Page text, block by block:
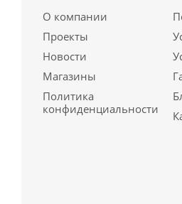
О компании
Проекты
Новости
Магазины
Политика
конфиденциальности